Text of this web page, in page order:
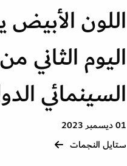
اللون
اليوم الثاني
السينمائي الدولي
01 ديسمبر 2023
ستايل النجمات